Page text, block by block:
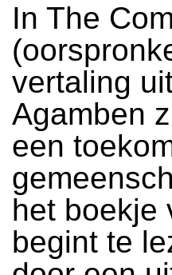
In The
vertaling
Agamben
een
het boekje
begint te